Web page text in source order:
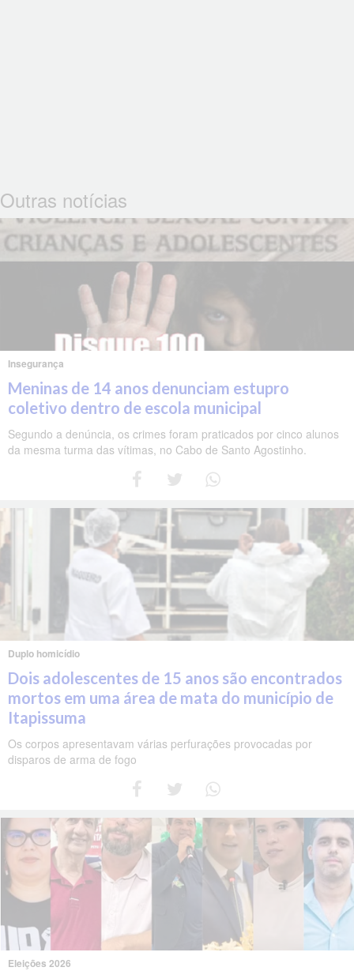
Outras notícias
Insegurança
Meninas de 14 anos denunciam estupro
coletivo dentro de escola municipal
Segundo a denúncia, os crimes foram praticados por cinco alunos
da mesma turma das vítimas, no Cabo de Santo Agostinho.
Duplo homicídio
Dois adolescentes de 15 anos são encontrados
mortos em uma área de mata do município de
Itapissuma
Os corpos apresentavam várias perfurações provocadas por
disparos de arma de fogo
Eleições 2026